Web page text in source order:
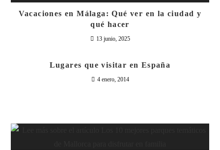
Vacaciones en Málaga: Qué ver en la ciudad y
qué hacer
13 junio, 2025
Lugares que visitar en España
4 enero, 2014